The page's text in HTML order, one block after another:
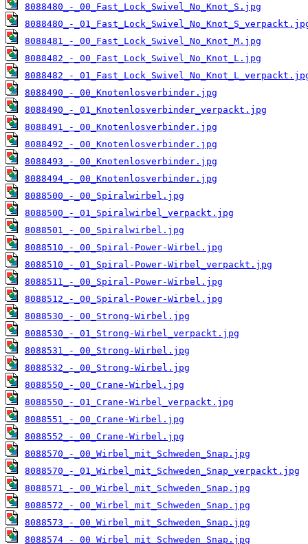
8088480_-_00_Fast_Lock_Swivel_No_Knot_S.jpg
8088480_-
8088481_-_00_Fast_Lock_Swivel_No_Knot_M.jpg
8088482_-_00_Fast_Lock_Swivel_No_Knot_L.jpg
8088482_-
8088490_-_00_Knotenlosverbinder.jpg
8088490_-_01_Knotenlosverbinder_verpackt.jpg
8088491_-_00_Knotenlosverbinder.jpg
8088492_-_00_Knotenlosverbinder.jpg
8088493_-_00_Knotenlosverbinder.jpg
8088494_-_00_Knotenlosverbinder.jpg
8088500_-_00_Spiralwirbel.jpg
8088500_-_01_Spiralwirbel_verpackt.jpg
8088501_-_00_Spiralwirbel.jpg
8088510_-_00_Spiral-Power-Wirbel.jpg
8088510_-_01_Spiral-Power-Wirbel_verpackt.jpg
8088511_-_00_Spiral-Power-Wirbel.jpg
8088512_-_00_Spiral-Power-Wirbel.jpg
8088530_-_00_Strong-Wirbel.jpg
8088530_-_01_Strong-Wirbel_verpackt.jpg
8088531_-_00_Strong-Wirbel.jpg
8088532_-_00_Strong-Wirbel.jpg
8088550_-_00_Crane-Wirbel.jpg
8088550_-_01_Crane-Wirbel_verpackt.jpg
8088551_-_00_Crane-Wirbel.jpg
8088552_-_00_Crane-Wirbel.jpg
8088570_-_00_Wirbel_mit_Schweden_Snap.jpg
8088570_-_01_Wirbel_mit_Schweden_Snap_verpackt.jpg
8088571_-_00_Wirbel_mit_Schweden_Snap.jpg
8088572_-_00_Wirbel_mit_Schweden_Snap.jpg
8088573_-_00_Wirbel_mit_Schweden_Snap.jpg
8088574_-_00_Wirbel_mit_Schweden_Snap.jpg